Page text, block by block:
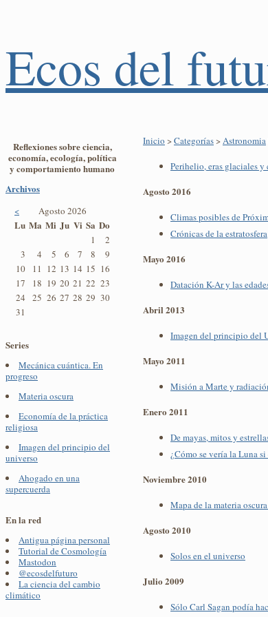
Ecos del
Reflexiones sobre ciencia,
economía, ecología, política
y comportamiento humano
Archivos
< Agosto 2026
Lu Ma Mi Ju Vi Sa Do
1
2
3
4 5 6 7 8
9
10
11 12 13 14 15 16
17
18 19 20 21 22 23
24
25 26 27 28 29 30
31
Series
Mecánica cuántica. En
progreso
Materia oscura
Economía de la práctica
religiosa
Imagen del principio del
universo
Ahogado en una
supercuerda
En la red
Antigua página personal
Tutorial de Cosmología
Mastodon
@ecosdelfuturo
La ciencia del cambio
climático
Inicio >Categorías>Astronomia
Perihelio, eras glaciales
Agosto 2016
Climas posibles de
Crónicas de la estratosfera
Mayo 2016
Datación K-Ar y las
Abril 2013
Imagen del principio del
Mayo 2011
Misión a Marte y
Enero 2011
De mayas, mitos y
¿Cómo se vería la Luna
Noviembre 2010
Mapa de la materia
Agosto 2010
Solos en el universo
Julio 2009
Sólo Carl Sagan podía